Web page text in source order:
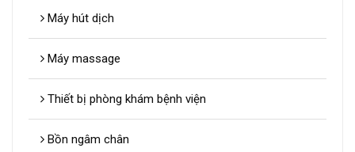
Máy hút dịch
Máy massage
Thiết bị phòng khám bệnh viện
Bồn ngâm chân